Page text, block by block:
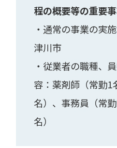
程の概要等の重要事
・通常の事業の実
津川市
・従業者の職種、
容：薬剤師（常勤1
名）、事務員（常
名）